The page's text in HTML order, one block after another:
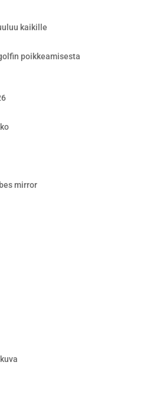
kaikille
poikkeamisesta
mirror